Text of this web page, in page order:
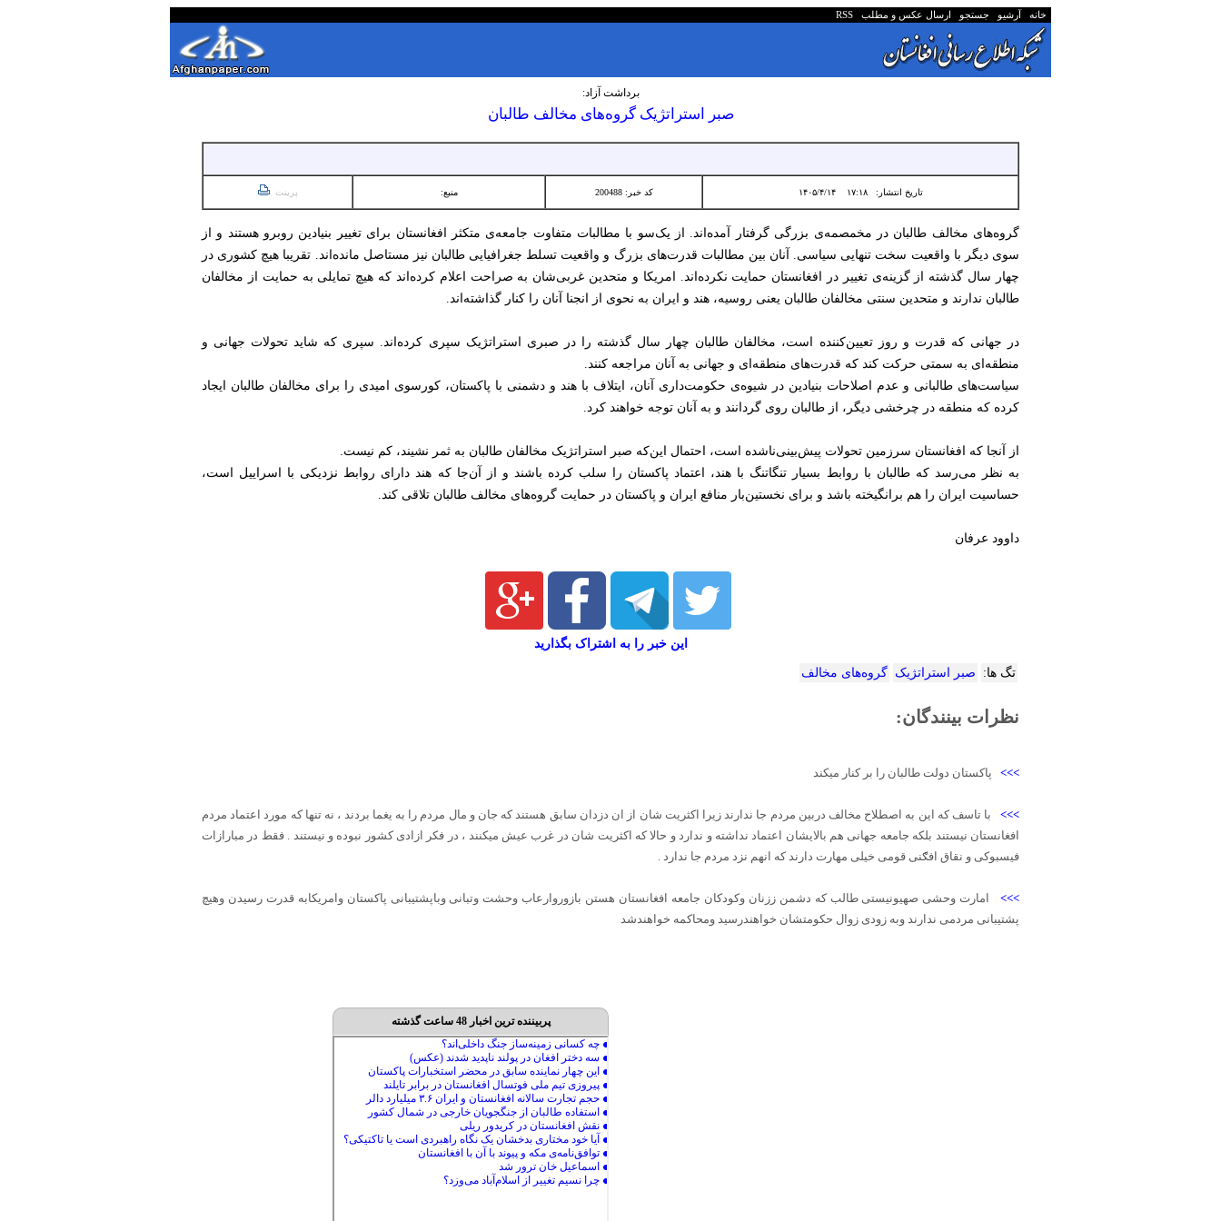
خانه آرشیو جستجو ارسال عکس و مطلب RSS
برداشت آزاد:
صبر استراتژیک گروه‌های مخالف طالبان
تاریخ انتشار:۱۷:۱۸ ۱۴۰۵/۴/۱۴ کد خبر: 200488 منبع: پرینت
گروه‌های مخالف طالبان در مخمصمه‌ی بزرگی گرفتار آمده‌اند. از یک‌سو با مطالبات متفاوت جامعه‌ی متکثر افغانستان برای تغییر بنیادین روبرو هستند و از
سوی دیگر با واقعیت سخت تنهایی سیاسی. آنان بین مطالبات قدرت‌های بزرگ و واقعیت تسلط جغرافیایی طالبان نیز مستاصل مانده‌اند. تقریبا هیچ کشوری در
چهار سال گذشته از گزینه‌ی تغییر در افغانستان حمایت نکرده‌اند. امریکا و متحدین غربی‌شان به صراحت اعلام کرده‌اند که هیچ تمایلی به حمایت از مخالفان
طالبان ندارند و متحدین سنتی مخالفان طالبان یعنی روسیه، هند و ایران به نحوی از انجنا آنان را کنار گذاشته‌اند.
در جهانی که قدرت و روز تعیین‌کننده‌ است، مخالفان طالبان چهار سال گذشته را در صبری استراتژیک سپری کرده‌اند. سپری که شاید تحولات جهانی و
منطقه‌ای به سمتی حرکت کند که قدرت‌های منطقه‌ای و‌ جهانی به آنان مراجعه کنند.
سیاست‌های طالبانی و عدم اصلاحات بنیادین در شیوه‌ی حکومت‌داری آنان، ایتلاف با هند و دشمنی با پاکستان، کورسوی امیدی را برای مخالفان طالبان ایجاد
کرده که منطقه در چرخشی دیگر، از طالبان روی گردانند و به آنان توجه خواهند کرد.
از آنجا که افغانستان سرزمین تحولات پیش‌بینی‌ناشده است، احتمال این‌که صبر استراتژیک مخالفان طالبان به ثمر نشیند، کم نیست.
به نظر می‌رسد که طالبان با روابط بسیار تنگاتنگ با هند، اعتماد پاکستان را سلب کرده باشند و از آن‌جا که هند دارای روابط نزدیکی با اسراییل است،
حساسیت ایران را هم برانگیخته باشد و برای نخستین‌بار منافع ایران و پاکستان در حمایت گروه‌های مخالف طالبان تلاقی کند.
داوود عرفان
این خبر را به اشتراک بگذارید
تگ ها: صبر استراتژیک گروه‌های مخالف
نظرات بینندگان:
>>> پاکستان دولت طالبان را بر کنار میکند
>>> با تاسف که این به اصطلاح مخالف دربین مردم جا ندارند زیرا اکثریت شان از ان دزدان سابق هستند که جان و مال مردم را به یغما بردند ، نه تنها که مورد اعتماد مردم
افغانستان نیستند بلکه جامعه جهانی هم بالایشان اعتماد نداشته و ندارد و حالا که اکثریت شان در غرب عیش میکنند ، در فکر ازادی کشور نبوده و نیستند . فقط در مبارازات
فیسبوکی و نقاق افګنی قومی خیلی مهارت دارند که انهم نزد مردم جا ندارد .
>>> امارت وحشی صهیونیستی طالب که دشمن ززنان وکودکان جامعه افغانستان هستن بازوروارعاب وحشت وتبانی وباپشتیبانی پاکستان وامریکابه قدرت رسیدن وهیچ
پشتیبانی مردمی ندارند وبه زودی زوال حکومتشان خواهندرسید ومحاکمه خواهندشد
پربیننده ترین اخبار 48 ساعت گذشته